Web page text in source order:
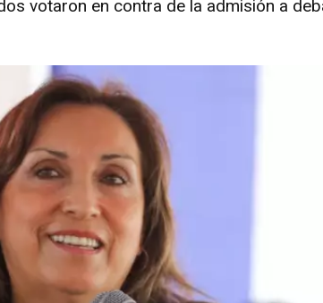
votaron en contra de la admisión a